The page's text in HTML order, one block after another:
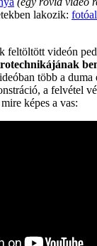
lakozik:
feltöltött videón
több a duma
a felvétel
képes a vas: